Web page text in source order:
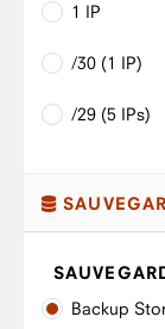
1 IP
/30 (1 IP)
/29 (5 IPs)
Backup